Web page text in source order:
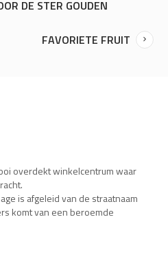
DE STER GOUDEN
FAVORIETE FRUIT
overdekt winkelcentrum waar
is afgeleid van de straatnaam
komt van een beroemde